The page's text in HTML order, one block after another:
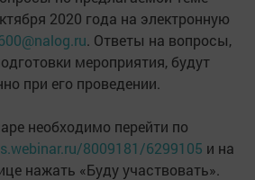
2020 года на электронную
. Ответы на вопросы,
мероприятия, будут
при его проведении.
необходимо перейти по
8009181/6299105 и на
нажать «Буду участвовать».